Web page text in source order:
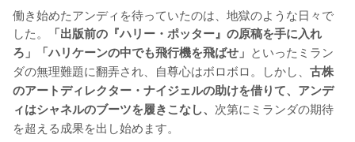
働き始めたアンディを待っていたのは、地獄のような日々で
した。
「出版前の『ハリー・ポッター』の原稿を手に入れ
ろ」「ハリケーンの中でも飛行機を飛ばせ」 といったミラン
ダの無理難題に翻弄され、自尊心はボロボロ。しかし、 古株
のアートディレクター・ナイジェルの助けを借りて、アンデ
ィはシャネルのブーツを履きこなし、 次第にミランダの期待
を超える成果を出し始めます。